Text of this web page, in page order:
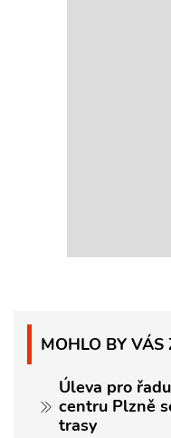
MOHLO BY VÁS
Úleva pro
centru Plzně
trasy